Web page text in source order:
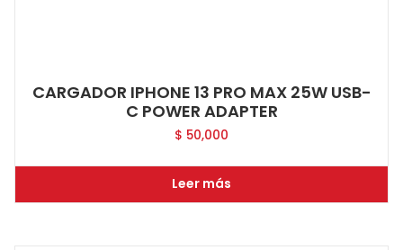
CARGADOR IPHONE 13 PRO MAX 25W USB-
C POWER ADAPTER
$ 50,000
Leer más